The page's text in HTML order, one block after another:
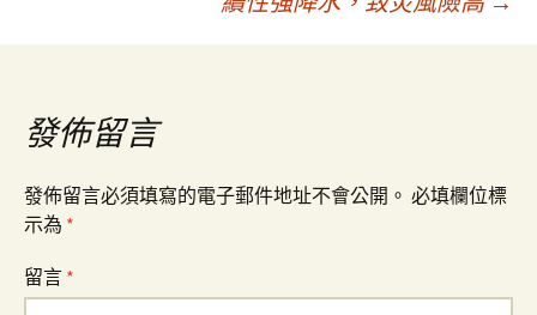
導
覽發佈留言
發佈留言必須填寫的電子郵件地址不會公開。 必填欄位標
示為 *
留言 *